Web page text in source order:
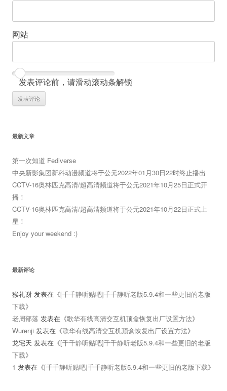
网站
发表评论前，请滑动滚动条解锁
最新文章
第一次知道 Fediverse
中央新影集团新科动漫频道将于公元2022年01月30日22时终止播出
CCTV-16奥林匹克高清/超高清频道将于公元2021年10月25日正式开
播！
CCTV-16奥林匹克高清/超高清频道将于公元2021年10月22日正式上
星！
Enjoy your weekend :)
最新评论
猴礼谢 发表在《[千千静听贴吧]千千静听老版5.9.4和一些更旧的老版
下载》
老周部落 发表在《歌华有线高清交互机顶盒恢复出厂设置方法》
Wurenji 发表在《歌华有线高清交互机顶盒恢复出厂设置方法》
龙宅天 发表在《[千千静听贴吧]千千静听老版5.9.4和一些更旧的老版
下载》
1 发表在《[千千静听贴吧]千千静听老版5.9.4和一些更旧的老版下载》